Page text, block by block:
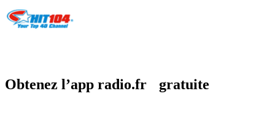
Obtenez l’app radio.fr gratuite